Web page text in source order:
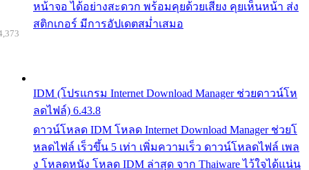
หน้าจอ ได้อย่างสะดวก พร้อมคุยด้วยเสียง คุยเห็นหน้า ส่ง
สติกเกอร์ มีการอัปเดตสม่ำเสมอ
IDM (โปรแกรม Internet Download Manager ช่วยดาวน์โห
ลดไฟล์) 6.43.8
ดาวน์โหลด IDM โหลด Internet Download Manager ช่วยโ
หลดไฟล์ เร็วขึ้น 5 เท่า เพิ่มความเร็ว ดาวน์โหลดไฟล์ เพล
ง โหลดหนัง โหลด IDM ล่าสุด จาก Thaiware ไว้ใจได้แน่น